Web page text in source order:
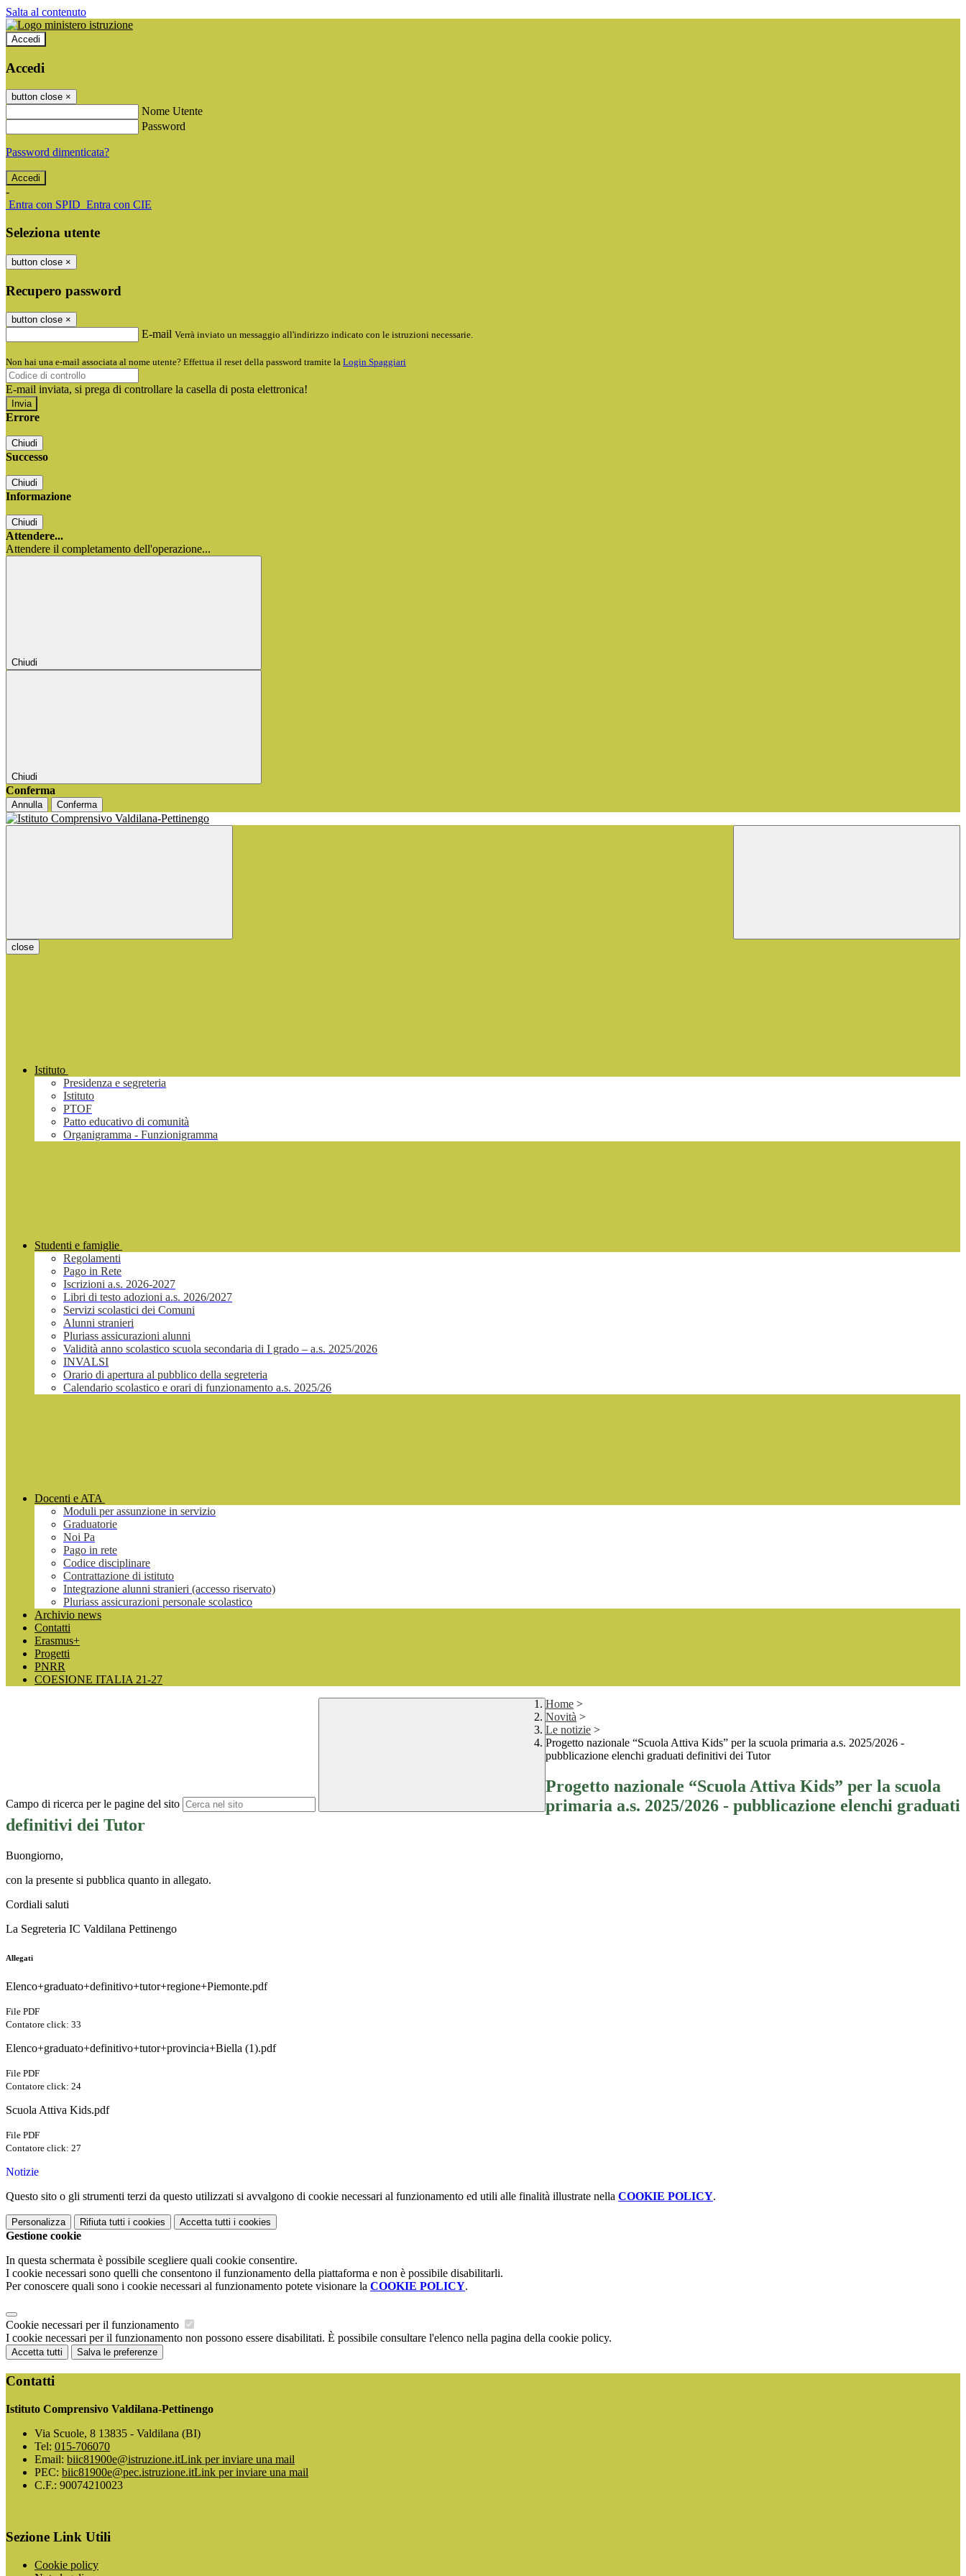
Salta al contenuto
Accedi
Accedi
button close ×
Nome Utente
Password
Password dimenticata?
-
Entra con SPID Entra con CIE
Seleziona utente
button close ×
Recupero password
button close ×
E-mail Verrà inviato un messaggio all'indirizzo indicato con le istruzioni necessarie.
Non hai una e-mail associata al nome utente? Effettua il reset della password tramite la Login Spaggiari
E-mail inviata, si prega di controllare la casella di posta elettronica!
Errore
Chiudi
Successo
Chiudi
Informazione
Chiudi
Attendere...
Attendere il completamento dell'operazione...
Chiudi
Chiudi
Conferma
Annulla Conferma
close
Istituto
Presidenza e segreteria
Istituto
PTOF
Patto educativo di comunità
Organigramma - Funzionigramma
Studenti e famiglie
Regolamenti
Pago in Rete
Iscrizioni a.s. 2026-2027
Libri di testo adozioni a.s. 2026/2027
Servizi scolastici dei Comuni
Alunni stranieri
Pluriass assicurazioni alunni
Validità anno scolastico scuola secondaria di I grado – a.s. 2025/2026
INVALSI
Orario di apertura al pubblico della segreteria
Calendario scolastico e orari di funzionamento a.s. 2025/26
Docenti e ATA
Moduli per assunzione in servizio
Graduatorie
Noi Pa
Pago in rete
Codice disciplinare
Contrattazione di istituto
Integrazione alunni stranieri (accesso riservato)
Pluriass assicurazioni personale scolastico
Archivio news
Contatti
Erasmus+
Progetti
PNRR
COESIONE ITALIA 21-27
Campo di ricerca per le pagine del sito
Home >
Novità >
Le notizie >
Progetto nazionale “Scuola Attiva Kids” per la scuola primaria a.s. 2025/2026 -
pubblicazione elenchi graduati definitivi dei Tutor
Progetto nazionale “Scuola Attiva Kids” per la scuola
primaria a.s. 2025/2026 - pubblicazione elenchi graduati
definitivi dei Tutor
Buongiorno,
con la presente si pubblica quanto in allegato.
Cordiali saluti
La Segreteria IC Valdilana Pettinengo
Allegati
Elenco+graduato+definitivo+tutor+regione+Piemonte.pdf
File PDF
Contatore click: 33
Elenco+graduato+definitivo+tutor+provincia+Biella (1).pdf
File PDF
Contatore click: 24
Scuola Attiva Kids.pdf
File PDF
Contatore click: 27
Notizie
Questo sito o gli strumenti terzi da questo utilizzati si avvalgono di cookie necessari al funzionamento ed utili alle finalità illustrate nella COOKIE POLICY.
Personalizza Rifiuta tutti i cookies Accetta tutti i cookies
Gestione cookie
In questa schermata è possibile scegliere quali cookie consentire.
I cookie necessari sono quelli che consentono il funzionamento della piattaforma e non è possibile disabilitarli.
Per conoscere quali sono i cookie necessari al funzionamento potete visionare la COOKIE POLICY.
Cookie necessari per il funzionamento
I cookie necessari per il funzionamento non possono essere disabilitati. È possibile consultare l'elenco nella pagina della cookie policy.
Accetta tutti Salva le preferenze
Contatti
Istituto Comprensivo Valdilana-Pettinengo
Via Scuole, 8 13835 - Valdilana (BI)
Tel: 015-706070
Email: biic81900e@istruzione.itLink per inviare una mail
PEC: biic81900e@pec.istruzione.itLink per inviare una mail
C.F.: 90074210023
Sezione Link Utili
Cookie policy